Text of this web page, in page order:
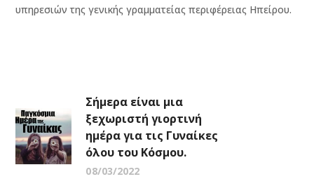
υπηρεσιών της γενικής γραμματείας περιφέρειας Ηπείρου.
Σήμερα είναι μια
ξεχωριστή γιορτινή
ημέρα για τις Γυναίκες
όλου του Κόσμου.
08/03/2022